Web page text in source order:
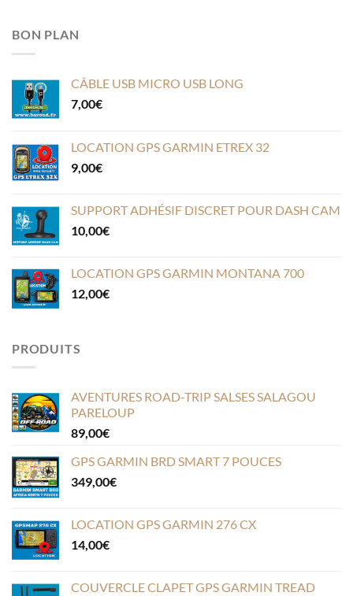
BON PLAN
CÂBLE USB MICRO USB LONG
7,00€
LOCATION GPS GARMIN ETREX 32
9,00€
SUPPORT ADHÉSIF DISCRET POUR DASH CAM
10,00€
LOCATION GPS GARMIN MONTANA 700
12,00€
PRODUITS
AVENTURES ROAD-TRIP SALSES SALAGOU
PARELOUP
89,00€
GPS GARMIN BRD SMART 7 POUCES
349,00€
LOCATION GPS GARMIN 276 CX
14,00€
COUVERCLE CLAPET GPS GARMIN TREAD